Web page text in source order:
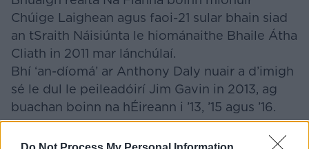
Chúige Laighean agus faoi-21 sular bhain siad
an tSraith Náisiúnta le hiománaithe Bhaile Átha
Cliath in 2011 mar lánchúlaí.
Bhí ‘an-díomá’ ar Anthony Daly nuair a d’imigh
sé le dul le peileadóirí Jim Gavin in 2013, ag
buachan boinn na hÉireann i ’13, ’15 agus ’16.